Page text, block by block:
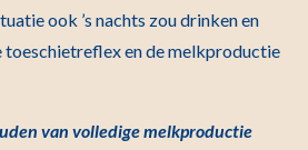
ook ’s nachts zou drinken en
toeschietreflex en de melkproductie
van volledige melkproductie